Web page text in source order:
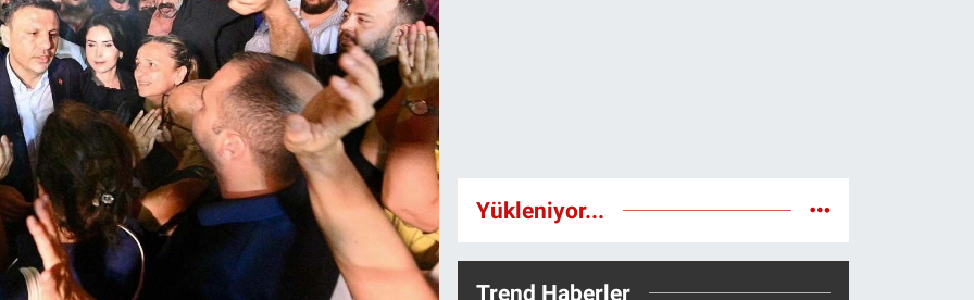
Yükleniyor...
Trend Haberler